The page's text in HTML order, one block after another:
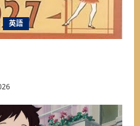
英語